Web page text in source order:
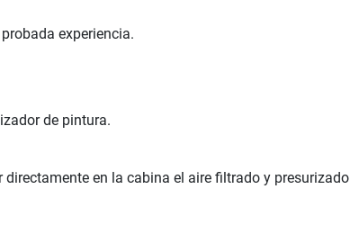
experiencia.
de pintura.
en la cabina el aire filtrado y presurizado